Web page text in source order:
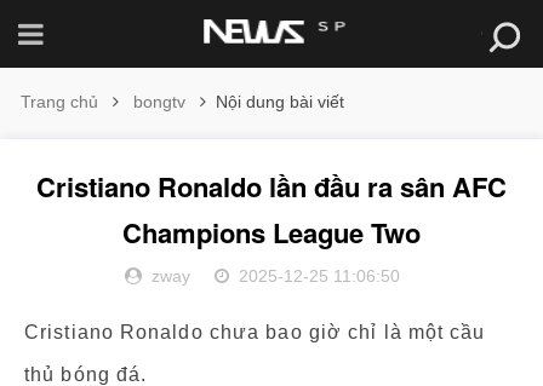
Trang chủ bongtv Nội dung bài viết
Cristiano Ronaldo lần đầu ra sân AFC
Champions League Two
zway 2025-12-25 11:06:50
Cristiano Ronaldo chưa bao giờ chỉ là một cầu
thủ bóng đá.